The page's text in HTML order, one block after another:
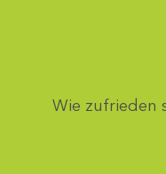
Wie zufrieden